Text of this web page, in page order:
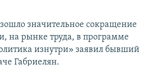
значительное сокращение
на рынке труда, в программе
изнутри» заявил бывший
Габриелян.